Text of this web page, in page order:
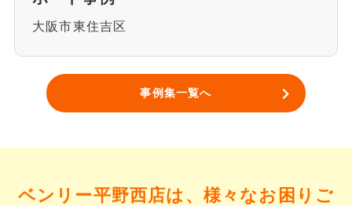
大阪市東住吉区
事例集一覧へ
ベンリー平野西店は、様々なお困りご